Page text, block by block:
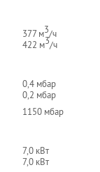
377 м3/ч
422 м3/ч
0,4 мбар
0,2 мбар
1150 мбар
7,0 кВт
7,0 кВт